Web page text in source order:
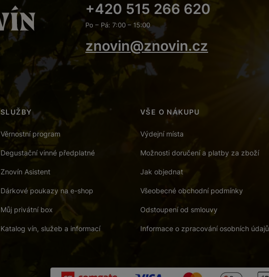
+420 515 266 620
Po – Pá: 7:00 – 15:00
znovin@znovin.cz
SLUŽBY
Věrnostní program
Degustační vinné předplatné
Znovín Asistent
Dárkové poukazy na e-shop
Můj privátní box
Katalog vín, služeb a informací
VŠE O NÁKUPU
Výdejní místa
Možnosti doručení a platby za zboží
Jak objednat
Všeobecné obchodní podmínky
Odstoupení od smlouvy
Informace o zpracování osobních údajů